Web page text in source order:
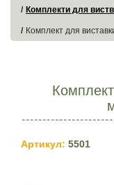
Комплекти для
Комплект для
Артикул: 5501